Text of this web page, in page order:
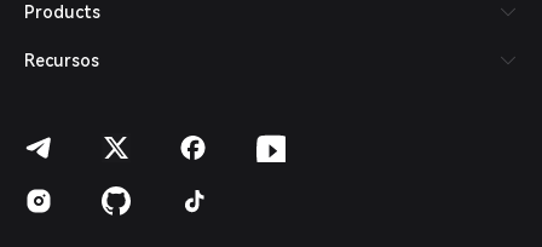
हिन्दी
Español (Argentina)
Products
Recursos